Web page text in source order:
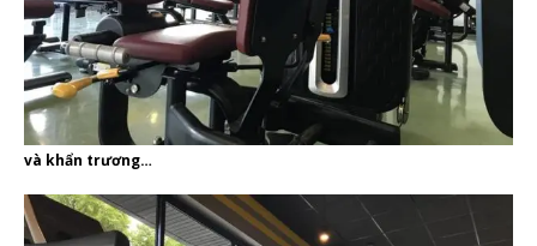
và khẩn trương…